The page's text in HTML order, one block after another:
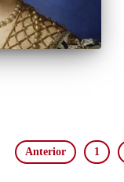
Anterior 1